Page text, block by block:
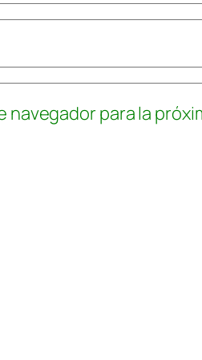
para la